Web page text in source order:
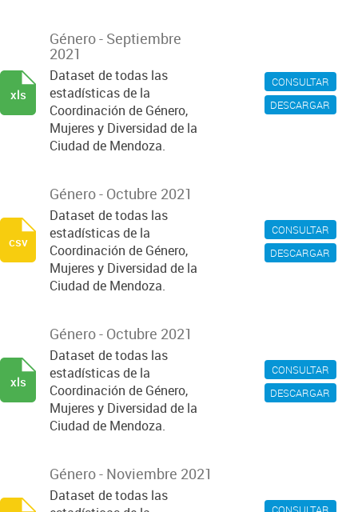
CONSULTAR
DESCARGAR
Género - Septiembre
2021
Dataset de todas las
estadísticas de la
Coordinación de Género,
Mujeres y Diversidad de la
Ciudad de Mendoza.
xls
CONSULTAR
DESCARGAR
Género - Octubre 2021
Dataset de todas las
estadísticas de la
Coordinación de Género,
Mujeres y Diversidad de la
Ciudad de Mendoza.
csv
CONSULTAR
DESCARGAR
Género - Octubre 2021
Dataset de todas las
estadísticas de la
Coordinación de Género,
Mujeres y Diversidad de la
Ciudad de Mendoza.
xls
Género - Noviembre 2021
Dataset de todas las